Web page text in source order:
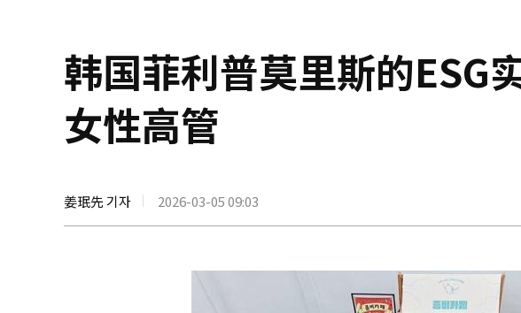
韩国菲利普莫里斯的ESG
女性高管
姜珉先 기자 2026-03-05 09:03